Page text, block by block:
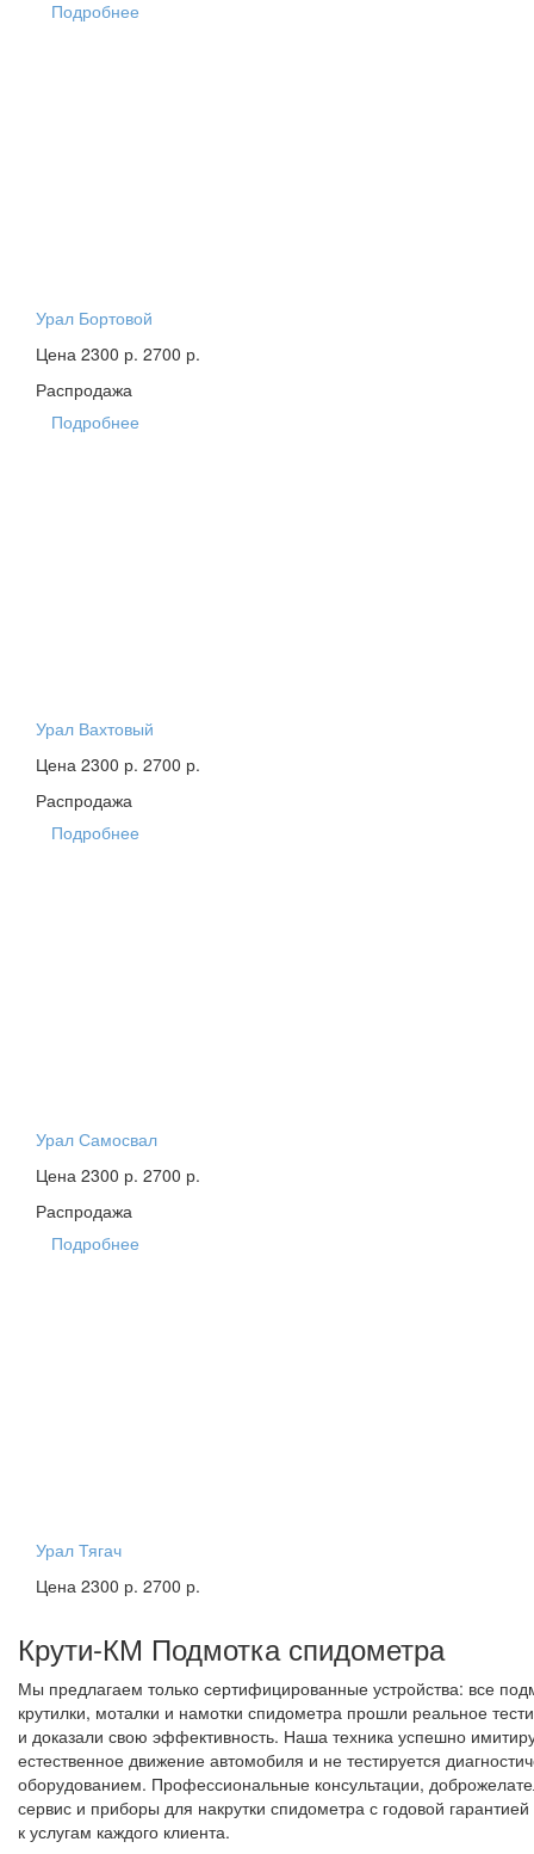
Подробнее
Урал Бортовой
Цена 2300 р. 2700 р.
Распродажа
Подробнее
Урал Вахтовый
Цена 2300 р. 2700 р.
Распродажа
Подробнее
Урал Самосвал
Цена 2300 р. 2700 р.
Распродажа
Подробнее
Урал Тягач
Цена 2300 р. 2700 р.
Крути-КМ Подмотка спидометра
Мы предлагаем только сертифицированные устройства: все
крутилки, моталки и намотки спидометра прошли реальное
и доказали свою эффективность. Наша техника успешно
естественное движение автомобиля и не тестируется
оборудованием. Профессиональные консультации,
сервис и приборы для накрутки спидометра с годовой гарантией
к услугам каждого клиента.